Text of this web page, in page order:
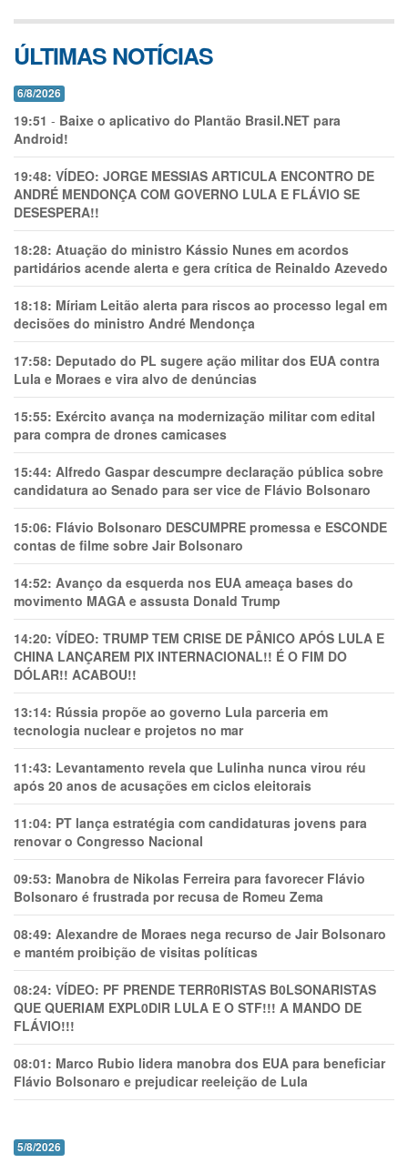
ÚLTIMAS NOTÍCIAS
6/8/2026
19:51 - Baixe o aplicativo do Plantão Brasil.NET para
Android!
19:48: VÍDEO: JORGE MESSIAS ARTICULA ENCONTRO DE
ANDRÉ MENDONÇA COM GOVERNO LULA E FLÁVIO SE
DESESPERA!!
18:28: Atuação do ministro Kássio Nunes em acordos
partidários acende alerta e gera crítica de Reinaldo Azevedo
18:18: Míriam Leitão alerta para riscos ao processo legal em
decisões do ministro André Mendonça
17:58: Deputado do PL sugere ação militar dos EUA contra
Lula e Moraes e vira alvo de denúncias
15:55: Exército avança na modernização militar com edital
para compra de drones camicases
15:44: Alfredo Gaspar descumpre declaração pública sobre
candidatura ao Senado para ser vice de Flávio Bolsonaro
15:06: Flávio Bolsonaro DESCUMPRE promessa e ESCONDE
contas de filme sobre Jair Bolsonaro
14:52: Avanço da esquerda nos EUA ameaça bases do
movimento MAGA e assusta Donald Trump
14:20: VÍDEO: TRUMP TEM CRlSE DE PÂNlCO APÓS LULA E
CHINA LANÇAREM PIX INTERNACIONAL!! É O FIM DO
DÓLAR!! ACABOU!!
13:14: Rússia propõe ao governo Lula parceria em
tecnologia nuclear e projetos no mar
11:43: Levantamento revela que Lulinha nunca virou réu
após 20 anos de acusações em ciclos eleitorais
11:04: PT lança estratégia com candidaturas jovens para
renovar o Congresso Nacional
09:53: Manobra de Nikolas Ferreira para favorecer Flávio
Bolsonaro é frustrada por recusa de Romeu Zema
08:49: Alexandre de Moraes nega recurso de Jair Bolsonaro
e mantém proibição de visitas políticas
08:24: VÍDEO: PF PRENDE TERR0RlSTAS B0LSONARlSTAS
QUE QUERIAM EXPL0DlR LULA E O STF!!! A MANDO DE
FLÁVIO!!!
08:01: Marco Rubio lidera manobra dos EUA para beneficiar
Flávio Bolsonaro e prejudicar reeleição de Lula
5/8/2026